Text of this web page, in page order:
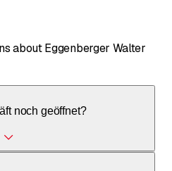
about Eggenberger Walter
noch geöffnet?